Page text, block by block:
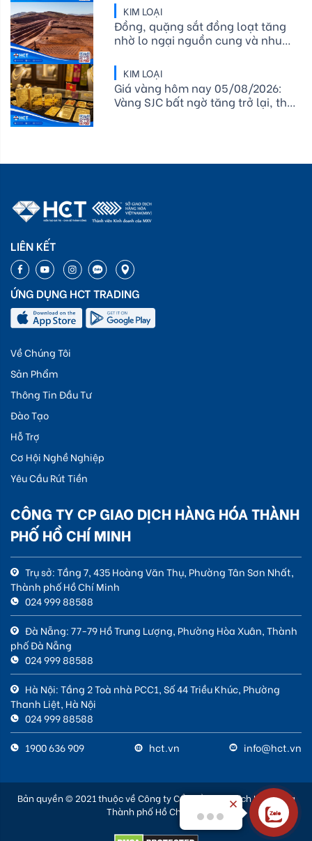
KIM LOẠI
Đồng, quặng sắt đồng loạt tăng
nhờ lo ngại nguồn cung và nhu
KIM LOẠI
Giá vàng hôm nay 05/08/2026:
Vàng SJC bất ngờ tăng trở lại, thế
LIÊN KẾT
ỨNG DỤNG HCT TRADING
Về Chúng Tôi
Sản Phẩm
Thông Tin Đầu Tư
Đào Tạo
Hỗ Trợ
Cơ Hội Nghề Nghiệp
Yêu Cầu Rút Tiền
CÔNG TY CP GIAO DỊCH HÀNG HÓA THÀNH
PHỐ HỒ CHÍ MINH
Trụ sở: Tầng 7, 435 Hoàng Văn Thụ, Phường Tân Sơn Nhất,
Thành phố Hồ Chí Minh
024 999 88588
Đà Nẵng: 77-79 Hồ Trung Lượng, Phường Hòa Xuân, Thành
phố Đà Nẵng
024 999 88588
Hà Nội: Tầng 2 Toà nhà PCC1, Số 44 Triều Khúc, Phường
Thanh Liệt, Hà Nội
024 999 88588
1900 636 909
hct.vn info@hct.vn
Bản quyền © 2021 thuộc về Công ty Cổ phần Giao dịch Hàng hóa
Thành phố Hồ Chí Minh